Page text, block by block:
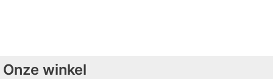
Onze winkel